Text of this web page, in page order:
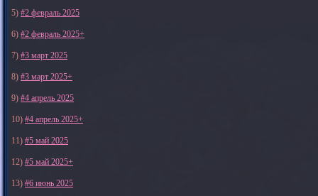
5) #2 февраль 2025
6) #2 февраль 2025+
7) #3 март 2025
8) #3 март 2025+
9) #4 апрель 2025
10) #4 апрель 2025+
11) #5 май 2025
12) #5 май 2025+
13) #6 июнь 2025